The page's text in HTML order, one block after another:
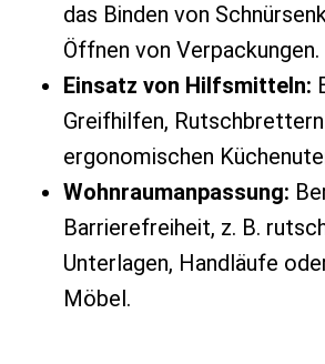
das Binden von
Öffnen von Verpackungen.
Einsatz von Hilfsmitteln:
Greifhilfen,
ergonomischen
Wohnraumanpassung:
Barrierefreiheit, z. B.
Unterlagen, Handläufe
Möbel.